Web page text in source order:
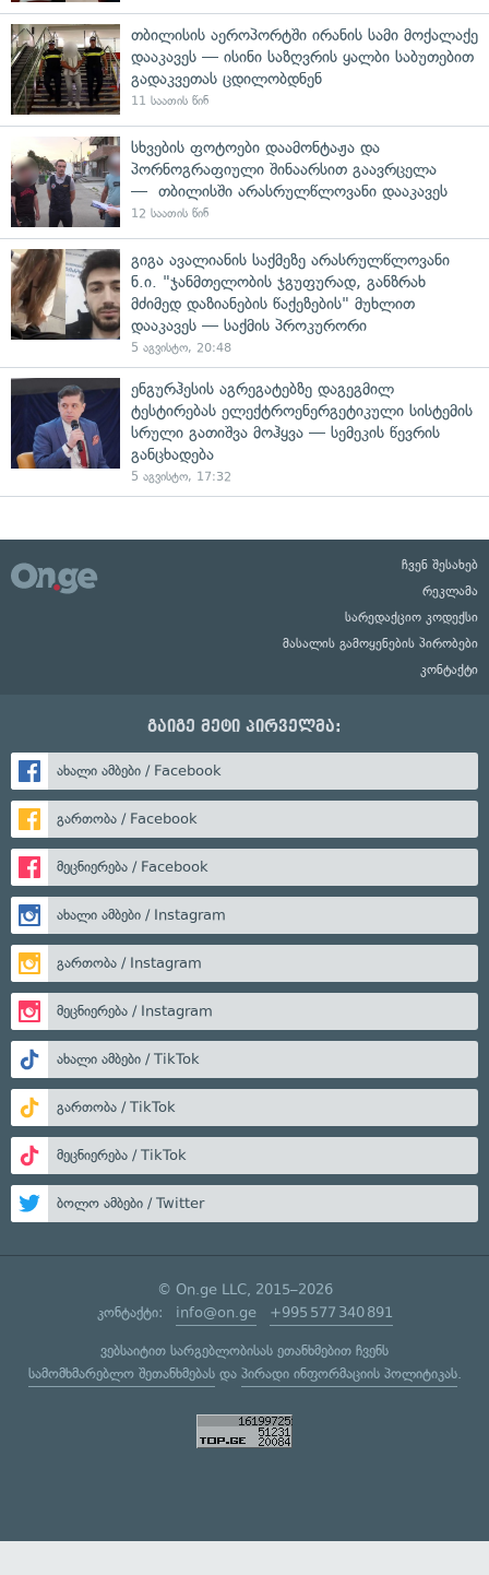
თბილისის აეროპორტში ირანის სამი მოქალაქე
დააკავეს — ისინი საზღვრის ყალბი საბუთებით
გადაკვეთას ცდილობდნენ
11 საათის წინ
სხვების ფოტოები დაამონტაჟა და
პორნოგრაფიული შინაარსით გაავრცელა
— თბილისში არასრულწლოვანი დააკავეს
12 საათის წინ
გიგა ავალიანის საქმეზე არასრულწლოვანი
ნ.ი. "ჯანმთელობის ჯგუფურად, განზრახ
მძიმედ დაზიანების წაქეზების" მუხლით
დააკავეს — საქმის პროკურორი
5 აგვისტო, 20:48
ენგურჰესის აგრეგატებზე დაგეგმილ
ტესტირებას ელექტროენერგეტიკული სისტემის
სრული გათიშვა მოჰყვა — სემეკის წევრის
განცხადება
5 აგვისტო, 17:32
ჩვენ შესახებ
რეკლამა
სარედაქციო კოდექსი
მასალის გამოყენების პირობები
კონტაქტი
გაიგე მეტი პირველმა:
ახალი ამბები / Facebook
გართობა / Facebook
მეცნიერება / Facebook
ახალი ამბები / Instagram
გართობა / Instagram
მეცნიერება / Instagram
ახალი ამბები / TikTok
გართობა / TikTok
მეცნიერება / TikTok
ბოლო ამბები / Twitter
© On.ge LLC, 2015–2026
კონტაქტი: info@on.ge +995 577 340 891
ვებსაიტით სარგებლობისას ეთანხმებით ჩვენს
სამომხმარებლო შეთანხმებასდა პირადი ინფორმაციის პოლიტიკას.